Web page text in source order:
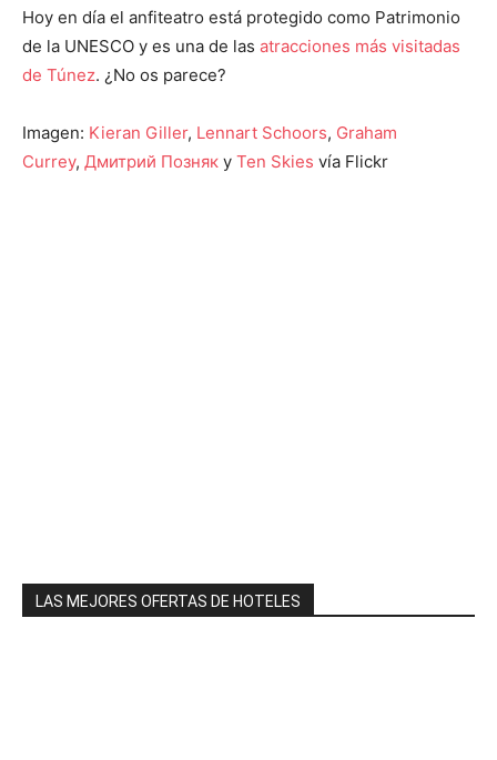
Hoy en día el anfiteatro está protegido como Patrimonio
de la UNESCO y es una de las atracciones más visitadas
de Túnez. ¿No os parece?
Imagen: Kieran Giller, Lennart Schoors, Graham
Currey, Дмитрий Позняк y Ten Skies vía Flickr
LAS MEJORES OFERTAS DE HOTELES